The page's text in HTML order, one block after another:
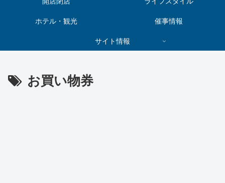
ホテル・観光
催事情報
サイト情報
お買い物券